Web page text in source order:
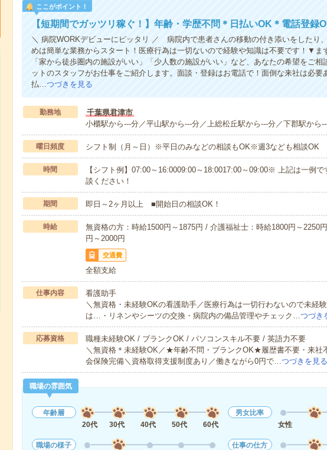
ここがポイント！
【短期間でガッツリ稼ぐ！】年齢・学歴不問＊日払いOK＊電話登録
＼ 病院WORKデビューにピッタリ ／ 病院内で患者さんの移動の付き添いをしたり
めは簡単な業務からスタート！医療行為は一切ないので経験や知識は不要です！▼ま
「家から徒歩圏内の施設がいい」「少人数の施設がいい」など、あなたの希望をご相
ットのスタッフがお仕事をご紹介します。面談・登録はお電話で！面倒な来社は必要
払…つづきを見る
勤務地
千葉県君津市
小櫃駅から---分／平山駅から---分／上総松丘駅から---分／下郡駅から
曜日頻度 シフト制（月～日）※平日のみなどの相談もOK※週3なども相談OK
時間
【シフト例】07:00～16:0009:00～18:0017:00～09:00※ 上記は一例
談ください！
期間 即日～2ヶ月以上 ■開始日の相談OK！
時給
無資格の方：時給1500円～1875円 / 介護福祉士：時給1800円～2250
円～2000円
交通費
全額支給
仕事内容
看護助手
＼無資格・未経験OKの看護助手／医療行為は一切行わないので未経
は…・リネンやシーツの交換・病院内の備品管理やチェック…つづき
応募資格
職種未経験OK / ブランクOK / パソコンスキル不要 / 英語力不要
＼無資格＊未経験OK／★年齢不問・ブランクOK★履歴書不要・来社
会保険完備＼資格取得支援制度あり／働きながら0円で…つづきを見る
職場の雰囲気
年齢層
20代
30代 40代 50代 60代
男女比率
女性
職場の様子
仕事の仕方